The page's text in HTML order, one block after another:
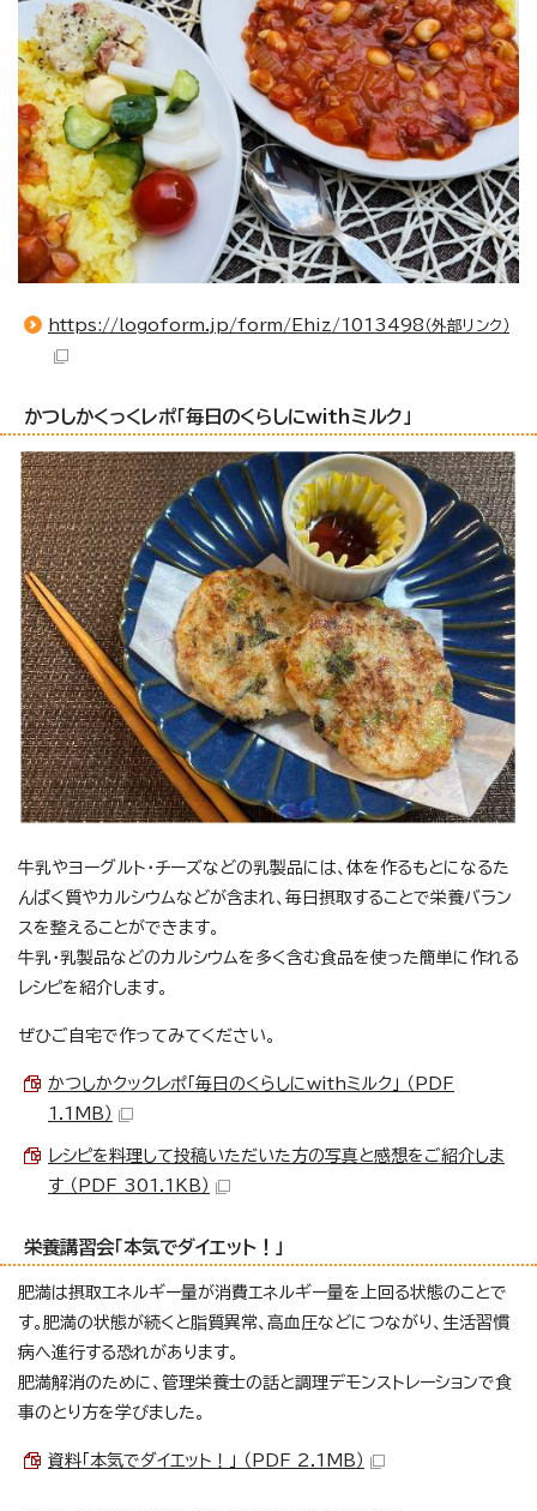
https://logoform.jp/form/Ehiz/1013498 （外部リンク）
かつしかくっくレポ「毎日のくらしにwithミルク」
牛乳やヨーグルト・チーズなどの乳製品には、体を作るもとになるた
んぱく質やカルシウムなどが含まれ、毎日摂取することで栄養バラン
スを整えることができます。
牛乳・乳製品などのカルシウムを多く含む食品を使った簡単に作れる
レシピを紹介します。
ぜひご自宅で作ってみてください。
かつしかクックレポ「毎日のくらしにwithミルク」 （PDF
1.1MB）
レシピを料理して投稿いただいた方の写真と感想をご紹介しま
す （PDF 301.1KB）
栄養講習会「本気でダイエット！」
肥満は摂取エネルギー量が消費エネルギー量を上回る状態のことで
す。肥満の状態が続くと脂質異常、高血圧などにつながり、生活習慣
病へ進行する恐れがあります。
肥満解消のために、管理栄養士の話と調理デモンストレーションで食
事のとり方を学びました。
資料「本気でダイエット！」 （PDF 2.1MB）